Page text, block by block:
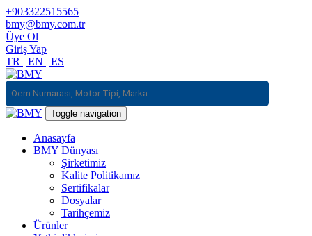
+903322515565
bmy@bmy.com.tr
Üye Ol
Giriş Yap
TR | EN | ES
Toggle navigation
Anasayfa
BMY Dünyası
Şirketimiz
Kalite Politikamız
Sertifikalar
Dosyalar
Tarihçemiz
Ürünler